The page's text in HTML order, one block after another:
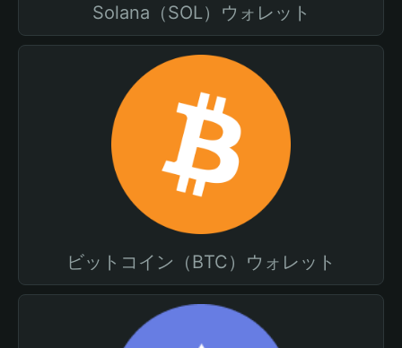
Solana（SOL）ウォレット
ビットコイン（BTC）ウォレット